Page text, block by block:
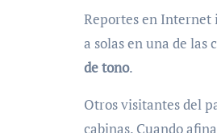
Reportes en Internet
a solas en una de las
de tono.
Otros visitantes del
cabinas. Cuando